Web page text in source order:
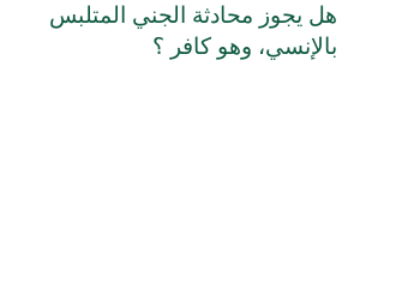
هل يجوز محادثة الجني المتلبس
بالإنسي، وهو كافر ؟